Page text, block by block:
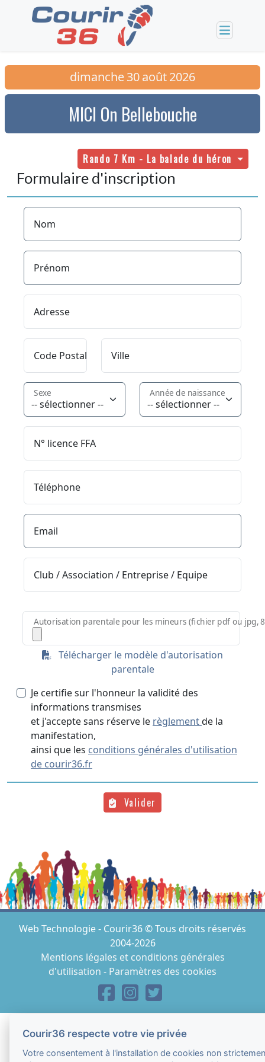
dimanche30août2026
MICI On Bellebouche
Rando 7 Km - La balade du héron
Formulaire d'inscription
Nom
Prénom
Adresse
Code Postal Ville
Sexe Année de naissance
N° licence FFA
Téléphone
Email
Club / Association / Entreprise / Equipe
Autorisation parentale pour les mineurs (fichier pdf ou jpg,
Télécharger le modèle d'autorisation
parentale
Je certifie sur l'honneur la validité des
informations transmises
et j'accepte sans réserve le règlementde la
manifestation,
ainsi que les conditions générales d'utilisation
de courir36.fr
Valider
Web Technologie - Courir36 © Tous droits réservés
2004-2026
Mentions légales et conditions générales
d'utilisation - Paramètres des cookies
Courir36 respecte votre vie privée
Votre consentement à l'installation de cookies non